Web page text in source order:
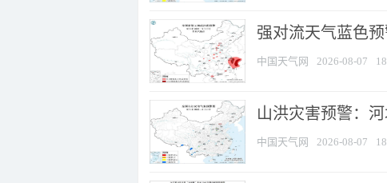
强对流天气蓝色
中国天气网 2026-08-07
山洪灾害预警：
中国天气网 2026-08-07